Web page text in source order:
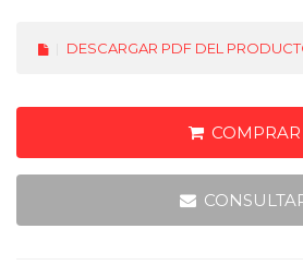
DESCARGAR PDF DEL
COMPRAR